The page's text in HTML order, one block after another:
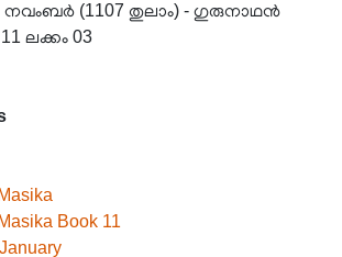
നവംബർ (1107 തുലാം) - ഗുരുനാഥൻ
ലക്കം 03
Book 11